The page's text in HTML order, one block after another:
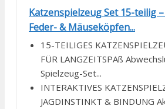
Katzenspielzeug Set 15-teilig
Feder- & Mäuseköpfen...
15-TEILIGES
FÜR LANGZEITSPAß
Spielzeug-Set...
INTERAKTIVES
JAGDINSTINKT & BINDUNG